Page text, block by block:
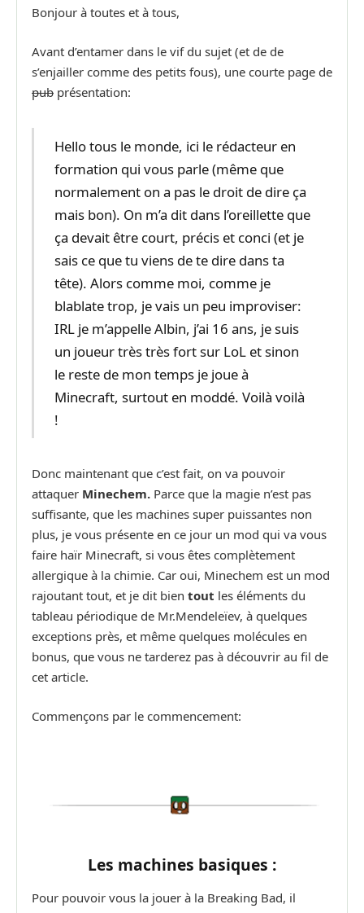
Bonjour à toutes et à tous,
Avant d’entamer dans le vif du sujet (et de de
s’enjailler comme des petits fous), une courte page de
pub présentation:
Hello tous le monde, ici le rédacteur en
formation qui vous parle (même que
normalement on a pas le droit de dire ça
mais bon). On m’a dit dans l’oreillette que
ça devait être court, précis et conci (et je
sais ce que tu viens de te dire dans ta
tête). Alors comme moi, comme je
blablate trop, je vais un peu improviser:
IRL je m’appelle Albin, j’ai 16 ans, je suis
un joueur très très fort sur LoL et sinon
le reste de mon temps je joue à
Minecraft, surtout en moddé. Voilà voilà
!
Donc maintenant que c’est fait, on va pouvoir
attaquer Minechem. Parce que la magie n’est pas
suffisante, que les machines super puissantes non
plus, je vous présente en ce jour un mod qui va vous
faire haïr Minecraft, si vous êtes complètement
allergique à la chimie. Car oui, Minechem est un mod
rajoutant tout, et je dit bien tout les éléments du
tableau périodique de Mr.Mendeleïev, à quelques
exceptions près, et même quelques molécules en
bonus, que vous ne tarderez pas à découvrir au fil de
cet article.
Commençons par le commencement:
Les machines basiques :
Pour pouvoir vous la jouer à la Breaking Bad, il